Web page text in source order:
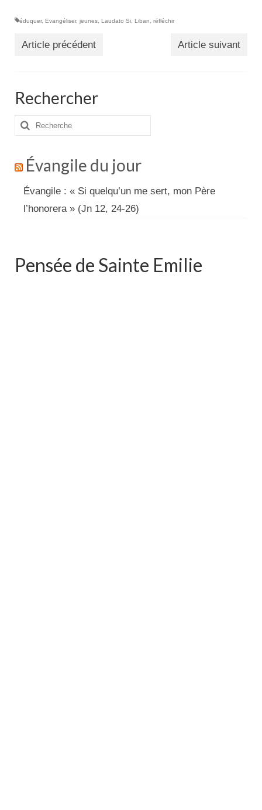
éduquer, Evangéliser, jeunes Laudato Si Liban réfléchir
Article précédent Article suivant
Rechercher
Rechercher
:
Évangile du jour
Évangile : « Si quelqu’un me sert, mon Père
l’honorera » (Jn 12, 24-26)
Pensée de Sainte Emilie